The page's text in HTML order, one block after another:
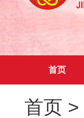
首页
首页 >